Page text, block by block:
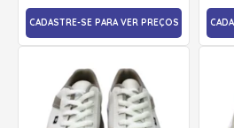
CADASTRE-SE PARA VER PREÇOS